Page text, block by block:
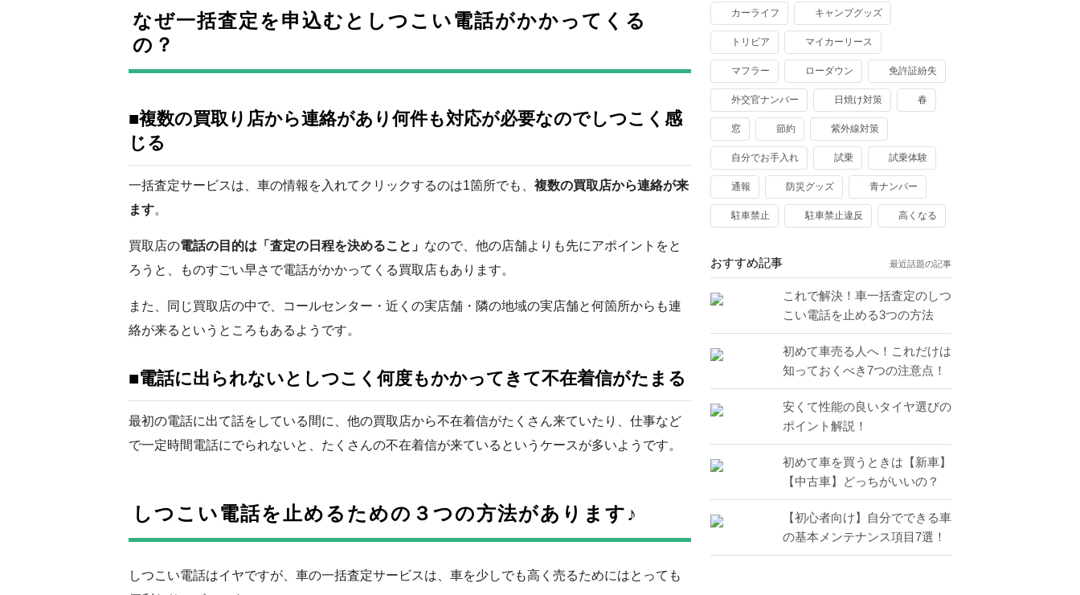
なぜ一括査定を申込むとしつこい電話がかかってくる
の？
■複数の買取り店から連絡があり何件も対応が必要なのでしつこく感
じる
一括査定サービスは、車の情報を入れてクリックするのは1箇所でも、 複数の買取店から連絡が来
ます。
買取店の電話の目的は「査定の日程を決めること」 なので、他の店舗よりも先にアポイントをと
ろうと、ものすごい早さで電話がかかってくる買取店もあります。
また、同じ買取店の中で、コールセンター・近くの実店舗・隣の地域の実店舗と何箇所からも連
絡が来るというところもあるようです。
■電話に出られないとしつこく何度もかかってきて不在着信がたまる
最初の電話に出て話をしている間に、他の買取店から不在着信がたくさん来ていたり、仕事など
で一定時間電話にでられないと、たくさんの不在着信が来ているというケースが多いようです。
しつこい電話を止めるための３つの方法があります♪
しつこい電話はイヤですが、車の一括査定サービスは、車を少しでも高く売るためにはとっても
カーライフ キャンプグッズ
トリビア マイカーリース
マフラー ローダウン 免許証紛失
外交官ナンバー 日焼け対策 春
窓 節約 紫外線対策
自分でお手入れ 試乗 試乗体験
通報 防災グッズ 青ナンバー
駐車禁止 駐車禁止違反 高くなる
おすすめ記事 最近話題の記事
これで解決！車一括査定のしつ
こい電話を止める3つの方法
初めて車売る人へ！これだけは
知っておくべき7つの注意点！
安くて性能の良いタイヤ選びの
ポイント解説！
初めて車を買うときは【新車】
【中古車】どっちがいいの？
【初心者向け】自分でできる車
の基本メンテナンス項目7選！